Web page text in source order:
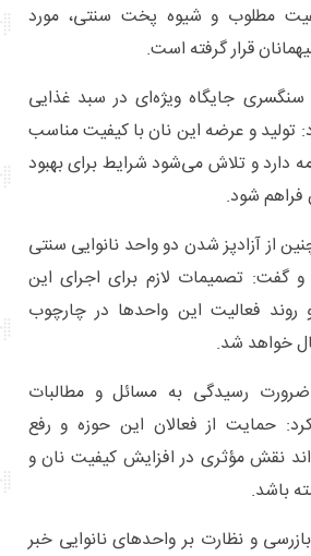
مطلوب و شیوه پخت سنتی، مورد
قرار گرفته است.
سنگسری جایگاه ویژه‌ای در سبد غذایی
تولید و عرضه این نان با کیفیت مناسب
دارد و تلاش می‌شود شرایط برای بهبود
شود.
از آزادپز شدن دو واحد نانوایی سنتی
گفت: تصمیمات لازم برای اجرای این
فعالیت این واحدها در چارچوب
خواهد شد.
ضرورت رسیدگی به مسائل و مطالبات
کرد: حمایت از فعالان این حوزه و رفع
نقش مؤثری در افزایش کیفیت نان و
باشد.
و نظارت بر واحدهای نانوایی خبر